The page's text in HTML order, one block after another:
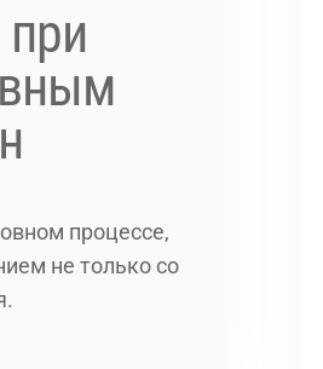
процессе,
не только со